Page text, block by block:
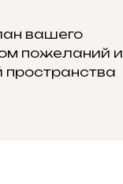
вашего
пожеланий и
пространства